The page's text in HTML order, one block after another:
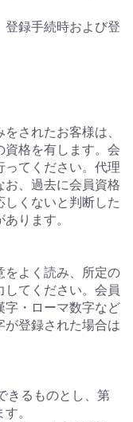
登録手続時および登
されたお客様は、
資格を有します。会
ってください。代理
お、過去に会員資格
くないと判断した
ります。
をよく読み、所定の
してください。会員
字・ローマ数字など
が登録された場合は
きるものとし、第
。